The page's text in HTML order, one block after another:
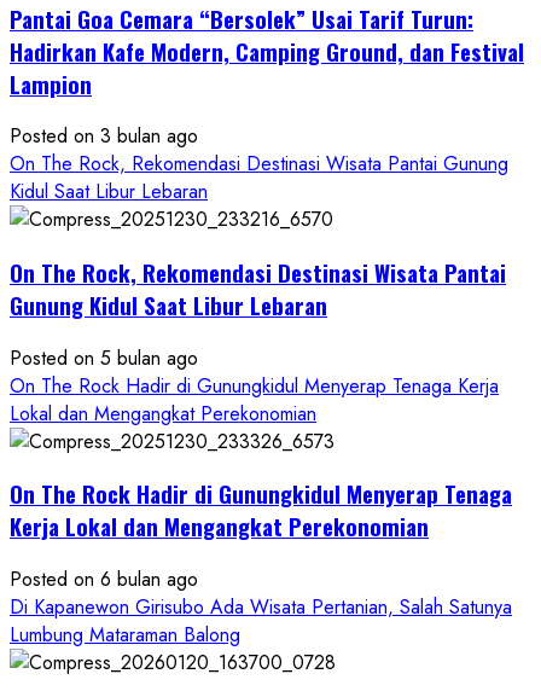
ROCK
Gunungkidul
Baru,
Padukan
Keindahan
Alam
Wisata
Kekinian
Pantai Goa Cemara “Bersolek” Usai Tarif Turun:
Hadirkan Kafe Modern, Camping Ground, dan Festival
Lampion
Posted on 3 bulan ago
On The Rock, Rekomendasi Destinasi Wisata Pantai Gunung
Kidul Saat Libur Lebaran
On The Rock, Rekomendasi Destinasi Wisata Pantai
Gunung Kidul Saat Libur Lebaran
Posted on 5 bulan ago
On The Rock Hadir di Gunungkidul Menyerap Tenaga Kerja
Lokal dan Mengangkat Perekonomian
On The Rock Hadir di Gunungkidul Menyerap Tenaga
Kerja Lokal dan Mengangkat Perekonomian
Posted on 6 bulan ago
Di Kapanewon Girisubo Ada Wisata Pertanian, Salah Satunya
Lumbung Mataraman Balong